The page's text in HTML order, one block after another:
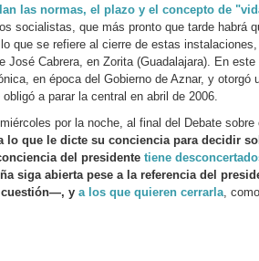
las normas, el plazo y el concepto de
socialistas, que más pronto que tarde habrá
que se refiere al cierre de estas
José Cabrera, en Zorita (Guadalajara). En
en época del Gobierno de Aznar, y otorgó
a parar la central en abril de 2006.
por la noche, al final del Debate sobre
lo que le dicte su conciencia para decidir
del presidente tiene
siga abierta pese a la referencia del
y a los que quieren cerrarla,